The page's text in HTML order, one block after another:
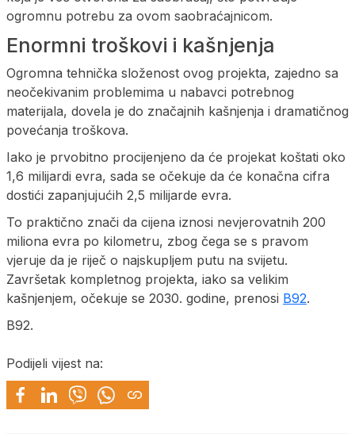
ogromnu potrebu za ovom saobraćajnicom.
Enormni troškovi i kašnjenja
Ogromna tehnička složenost ovog projekta, zajedno sa
neočekivanim problemima u nabavci potrebnog
materijala, dovela je do značajnih kašnjenja i dramatičnog
povećanja troškova.
Iako je prvobitno procijenjeno da će projekat koštati oko
1,6 milijardi evra, sada se očekuje da će konačna cifra
dostići zapanjujućih 2,5 milijarde evra.
To praktično znači da cijena iznosi nevjerovatnih 200
miliona evra po kilometru, zbog čega se s pravom
vjeruje da je riječ o najskupljem putu na svijetu.
Završetak kompletnog projekta, iako sa velikim
kašnjenjem, očekuje se 2030. godine, prenosi B92.
B92.
Podijeli vijest na: